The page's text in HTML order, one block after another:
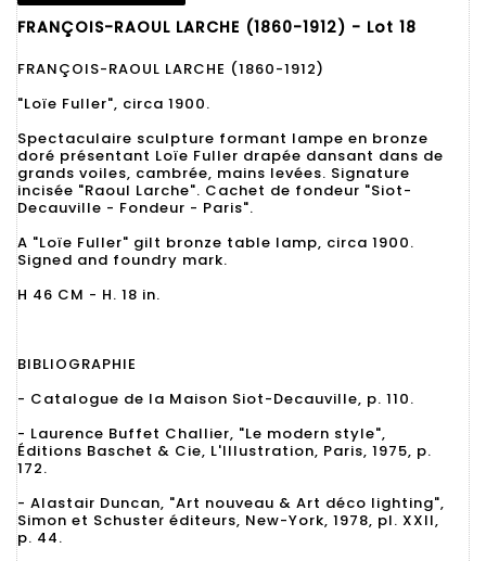
FRANÇOIS-RAOUL LARCHE (1860-1912) - Lot 18
FRANÇOIS-RAOUL LARCHE (1860-1912)
"Loïe Fuller", circa 1900.
Spectaculaire sculpture formant lampe en bronze
doré présentant Loïe Fuller drapée dansant dans de
grands voiles, cambrée, mains levées. Signature
incisée "Raoul Larche". Cachet de fondeur "Siot-
Decauville - Fondeur - Paris".
A "Loïe Fuller" gilt bronze table lamp, circa 1900.
Signed and foundry mark.
H 46 CM - H. 18 in.
BIBLIOGRAPHIE
- Catalogue de la Maison Siot-Decauville, p. 110.
- Laurence Buffet Challier, "Le modern style",
Éditions Baschet & Cie, L'Illustration, Paris, 1975, p.
172.
- Alastair Duncan, "Art nouveau & Art déco lighting",
Simon et Schuster éditeurs, New-York, 1978, pl. XXII,
p. 44.